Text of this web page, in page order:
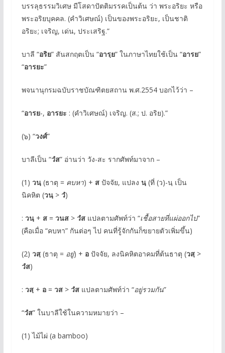
บรรลุธรรมวิเศษ มีโสดาปัตติมรรคเป็นต้น ว่า พระอริยะ หรือ
พระอริยบุคคล. (คำวิเศษณ์) เป็นของพระอริยะ, เป็นชาติ
อริยะ; เจริญ, เด่น, ประเสริฐ.”
บาลี “อริย” สันสกฤตเป็น “อารฺย” ในภาษาไทยใช้เป็น “อารย”
“อารยะ”
พจนานุกรมฉบับราชบัณฑิตยสถาน พ.ศ.2554 บอกไว้ว่า –
“อารย-, อารยะ : (คำวิเศษณ์) เจริญ. (ส.; ป. อริย).”
(๖) “วงศ์”
บาลีเป็น “วํส” อ่านว่า วัง-สะ รากศัพท์มาจาก –
(1) วนฺ(ธาตุ = คบหา) + สปัจจัย, แปลง นฺ(ที่ (ว)-นฺ เป็น
นิคหิต (วนฺ> วํ)
: วนฺ+ ส= วนส> วํสแปลตามศัพท์ว่า “เชื้อสายที่แผ่ออกไป”
(คือเมื่อ “คบหา” กันต่อๆ ไป คนที่รู้จักกันก็ขยายตัวเพิ่มขึ้น)
(2) วสฺ(ธาตุ = อยู่) + อปัจจัย, ลงนิคหิตอาคมที่ต้นธาตุ (วสฺ>
วํส)
: วสฺ+ อ= วส> วํสแปลตามศัพท์ว่า “อยู่รวมกัน”
“วํส” ในบาลีใช้ในความหมายว่า –
(1) ไม้ไผ่ (a bamboo)